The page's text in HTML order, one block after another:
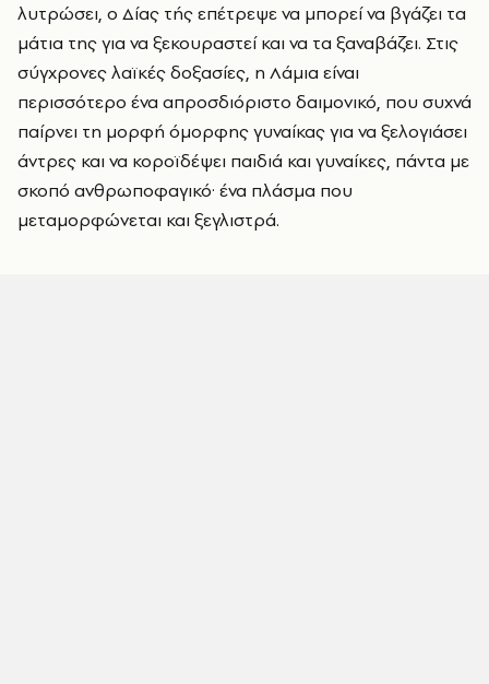
λυτρώσει, ο Δίας τής επέτρεψε να μπορεί να βγάζει τα
μάτια της για να ξεκουραστεί και να τα ξαναβάζει. Στις
σύγχρονες λαϊκές δοξασίες, η Λάμια είναι
περισσότερο ένα απροσδιόριστο δαιμονικό, που συχνά
παίρνει τη μορφή όμορφης γυναίκας για να ξελογιάσει
άντρες και να κοροϊδέψει παιδιά και γυναίκες, πάντα με
σκοπό ανθρωποφαγικό· ένα πλάσμα που
μεταμορφώνεται και ξεγλιστρά.